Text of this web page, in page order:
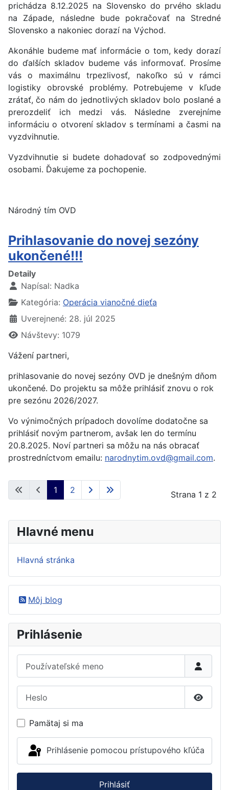
prichádza 8.12.2025 na Slovensko do prvého skladu
na Západe, následne bude pokračovať na Stredné
Slovensko a nakoniec dorazí na Východ.
Akonáhle budeme mať informácie o tom, kedy dorazí
do ďalších skladov budeme vás informovať. Prosíme
vás o maximálnu trpezlivosť, nakoľko sú v rámci
logistiky obrovské problémy. Potrebujeme v kľude
zrátať, čo nám do jednotlivých skladov bolo poslané a
prerozdeliť ich medzi vás. Následne zverejníme
informáciu o otvorení skladov s termínami a časmi na
vyzdvihnutie.
Vyzdvihnutie si budete dohadovať so zodpovednými
osobami. Ďakujeme za pochopenie.
Národný tím OVD
Prihlasovanie do novej sezóny
ukončené!!!
Detaily
Napísal: Nadka
Kategória: Operácia vianočné dieťa
Uverejnené: 28. júl 2025
Návštevy: 1079
Vážení partneri,
prihlasovanie do novej sezóny OVD je dnešným dňom
ukončené. Do projektu sa môže prihlásiť znovu o rok
pre sezónu 2026/2027.
Vo výnimočných prípadoch dovolíme dodatočne sa
prihlásiť novým partnerom, avšak len do termínu
20.8.2025. Noví partneri sa môžu na nás obracať
prostredníctvom emailu: narodnytim.ovd@gmail.com.
Strana 1 z 2
1 2
Hlavné menu
Hlavná stránka
Môj blog
Prihlásenie
Používateľské meno
Pamätaj si ma
Prihlásenie pomocou prístupového kľúča
Prihlásiť